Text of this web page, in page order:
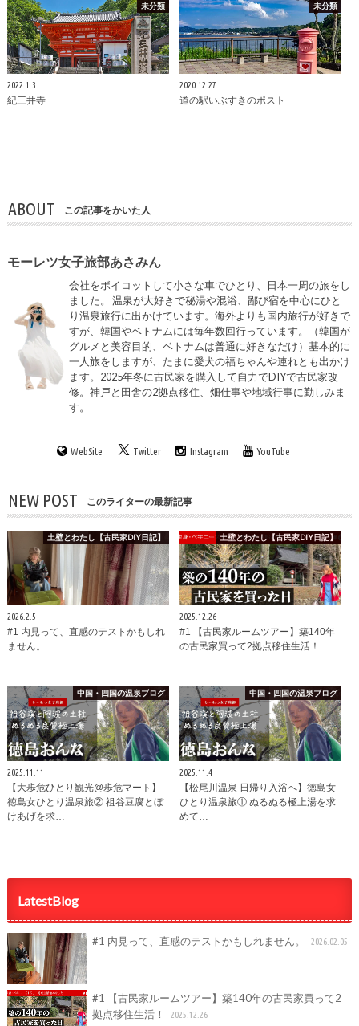
未分類
2022.1.3
紀三井寺
未分類
2020.12.27
道の駅いぶすきのポスト
ABOUT この記事をかいた人
モーレツ女子旅部あさみん
会社をボイコットして小さな車でひとり、日本一周の旅をし
ました。 温泉が大好きで秘湯や混浴、鄙び宿を中心にひと
り温泉旅行に出かけています。海外よりも国内旅行が好きで
すが、韓国やベトナムには毎年数回行っています。（韓国が
グルメと美容目的、ベトナムは普通に好きなだけ）基本的に
一人旅をしますが、たまに愛犬の福ちゃんや連れとも出かけ
ます。2025年冬に古民家を購入して自力でDIYで古民家改
修。神戸と田舎の2拠点移住、畑仕事や地域行事に勤しみま
す。
WebSite Twitter Instagram YouTube
NEW POST このライターの最新記事
土壁とわたし【古民家DIY日記】
2026.2.5
#1 内見って、直感のテストかもしれ
ません。
土壁とわたし【古民家DIY日記】
2025.12.26
#1 【古民家ルームツアー】築140年
の古民家買って2拠点移住生活！
中国・四国の温泉ブログ
2025.11.11
【大歩危ひとり観光@歩危マート】
徳島女ひとり温泉旅② 祖谷豆腐とぼ
けあげを求…
中国・四国の温泉ブログ
2025.11.4
【松尾川温泉 日帰り入浴へ】徳島女
ひとり温泉旅① ぬるぬる極上湯を求
めて…
LatestBlog
#1 内見って、直感のテストかもしれません。 2026.02.05
#1 【古民家ルームツアー】築140年の古民家買って2
拠点移住生活！
2025.12.26